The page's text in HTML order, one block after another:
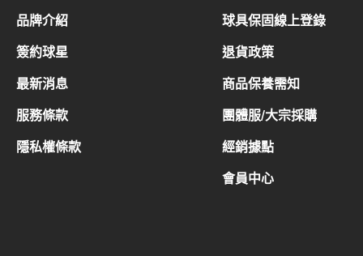
品牌介紹
簽約球星
最新消息
服務條款
隱私權條款
球具保固線上登錄
退貨政策
商品保養需知
團體服/大宗採購
經銷據點
會員中心